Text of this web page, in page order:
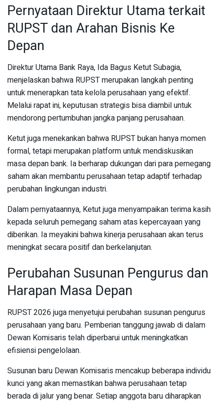
Pernyataan Direktur Utama terkait
RUPST dan Arahan Bisnis Ke
Depan
Direktur Utama Bank Raya, Ida Bagus Ketut Subagia,
menjelaskan bahwa RUPST merupakan langkah penting
untuk menerapkan tata kelola perusahaan yang efektif.
Melalui rapat ini, keputusan strategis bisa diambil untuk
mendorong pertumbuhan jangka panjang perusahaan.
Ketut juga menekankan bahwa RUPST bukan hanya momen
formal, tetapi merupakan platform untuk mendiskusikan
masa depan bank. Ia berharap dukungan dari para pemegang
saham akan membantu perusahaan tetap adaptif terhadap
perubahan lingkungan industri.
Dalam pernyataannya, Ketut juga menyampaikan terima kasih
kepada seluruh pemegang saham atas kepercayaan yang
diberikan. Ia meyakini bahwa kinerja perusahaan akan terus
meningkat secara positif dan berkelanjutan.
Perubahan Susunan Pengurus dan
Harapan Masa Depan
RUPST 2026 juga menyetujui perubahan susunan pengurus
perusahaan yang baru. Pemberian tanggung jawab di dalam
Dewan Komisaris telah diperbarui untuk meningkatkan
efisiensi pengelolaan.
Susunan baru Dewan Komisaris mencakup beberapa individu
kunci yang akan memastikan bahwa perusahaan tetap
berada di jalur yang benar. Setiap anggota baru diharapkan